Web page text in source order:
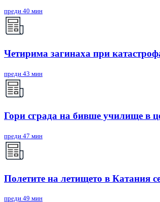
преди 40 мин
Четирима загинаха при
преди 43 мин
Гори сграда на бивше училище в
преди 47 мин
Полетите на летището в Катания
преди 49 мин